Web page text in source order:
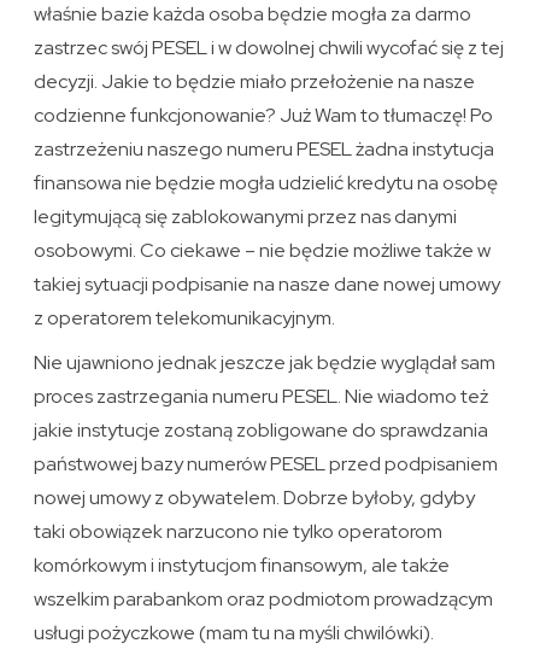
właśnie bazie każda osoba będzie mogła za darmo
zastrzec swój PESEL i w dowolnej chwili wycofać się z tej
decyzji. Jakie to będzie miało przełożenie na nasze
codzienne funkcjonowanie? Już Wam to tłumaczę! Po
zastrzeżeniu naszego numeru PESEL żadna instytucja
finansowa nie będzie mogła udzielić kredytu na osobę
legitymującą się zablokowanymi przez nas danymi
osobowymi. Co ciekawe – nie będzie możliwe także w
takiej sytuacji podpisanie na nasze dane nowej umowy
z operatorem telekomunikacyjnym.
Nie ujawniono jednak jeszcze jak będzie wyglądał sam
proces zastrzegania numeru PESEL. Nie wiadomo też
jakie instytucje zostaną zobligowane do sprawdzania
państwowej bazy numerów PESEL przed podpisaniem
nowej umowy z obywatelem. Dobrze byłoby, gdyby
taki obowiązek narzucono nie tylko operatorom
komórkowym i instytucjom finansowym, ale także
wszelkim parabankom oraz podmiotom prowadzącym
usługi pożyczkowe (mam tu na myśli chwilówki).